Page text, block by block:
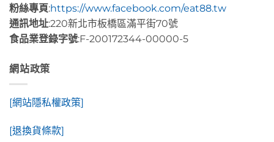
粉絲專頁:https://www.facebook.com/eat88.tw
通訊地址:220新北市板橋區滿平街70號
食品業登錄字號:F-200172344-00000-5
網站政策
[網站隱私權政策]
[退換貨條款]